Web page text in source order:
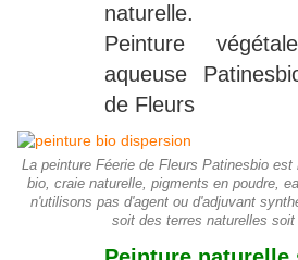
naturelle.
Peinture
aqueuse
de Fleurs
La peinture Féerie de Fleurs Patinesbio
bio, craie naturelle, pigments en poudre,
n'utilisons pas d'agent ou d'adjuvant
soit des terres naturelles soit